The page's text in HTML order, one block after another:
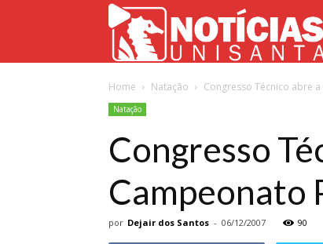
Home Natação Congresso Técnico abre
Natação
Congresso
Campeonato
por Dejair dos Santos - 06/12/2007 90